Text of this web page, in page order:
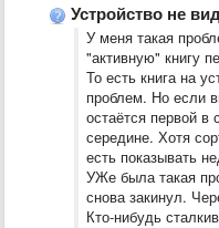
Устройство не
У меня такая
"активную" книгу
То есть книга на
проблем. Но если
остаётся первой в
середине. Хотя
есть показывать
УЖе была такая
снова закинул.
Кто-нибудь